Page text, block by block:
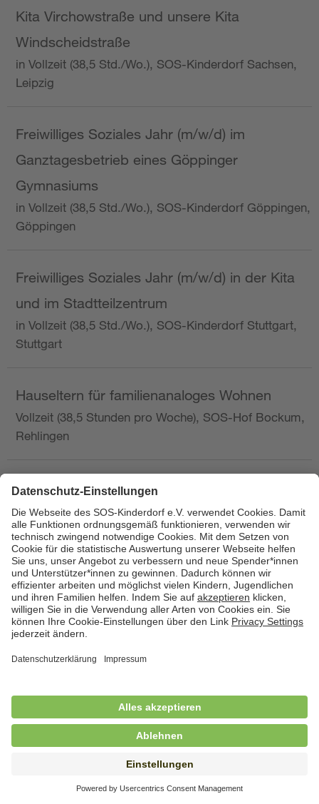
Kita Virchowstraße und unsere Kita
Windscheidstraße
in Vollzeit (38,5 Std./Wo.), SOS-Kinderdorf Sachsen,
Leipzig
Freiwilliges Soziales Jahr (m/w/d) im
Ganztagesbetrieb eines Göppinger
Gymnasiums
in Vollzeit (38,5 Std./Wo.), SOS-Kinderdorf Göppingen,
Göppingen
Freiwilliges Soziales Jahr (m/w/d) in der Kita
und im Stadtteilzentrum
in Vollzeit (38,5 Std./Wo.), SOS-Kinderdorf Stuttgart,
Stuttgart
Hauseltern für familienanaloges Wohnen
Vollzeit (38,5 Stunden pro Woche), SOS-Hof Bockum,
Rehlingen
Hauswirtschafterin / Köchin (m/w/d) als
Ausbilderin (m/w/d) im Bereich
Nahrungszubereitung
in Vollzeit (38,5 Std./Wo.), SOS-Kinderdorf
Saarbrücken, Saarbrücken
Hauswirtschaftskraft (m/w/d)
in Teilzeit (mind. 20 - max. 30 Std./.Wo.), SOS-
Hauswirtschaftskraft (m/w/d)
in unbefristeter Anstellung, Teilzeit (20 Std./Wo.), SOS-
Kinderdorf Dortmund, Hagen